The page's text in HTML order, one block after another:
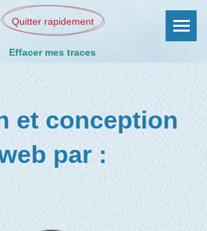
Quitter rapidement
Effacer mes traces
et conception
par :